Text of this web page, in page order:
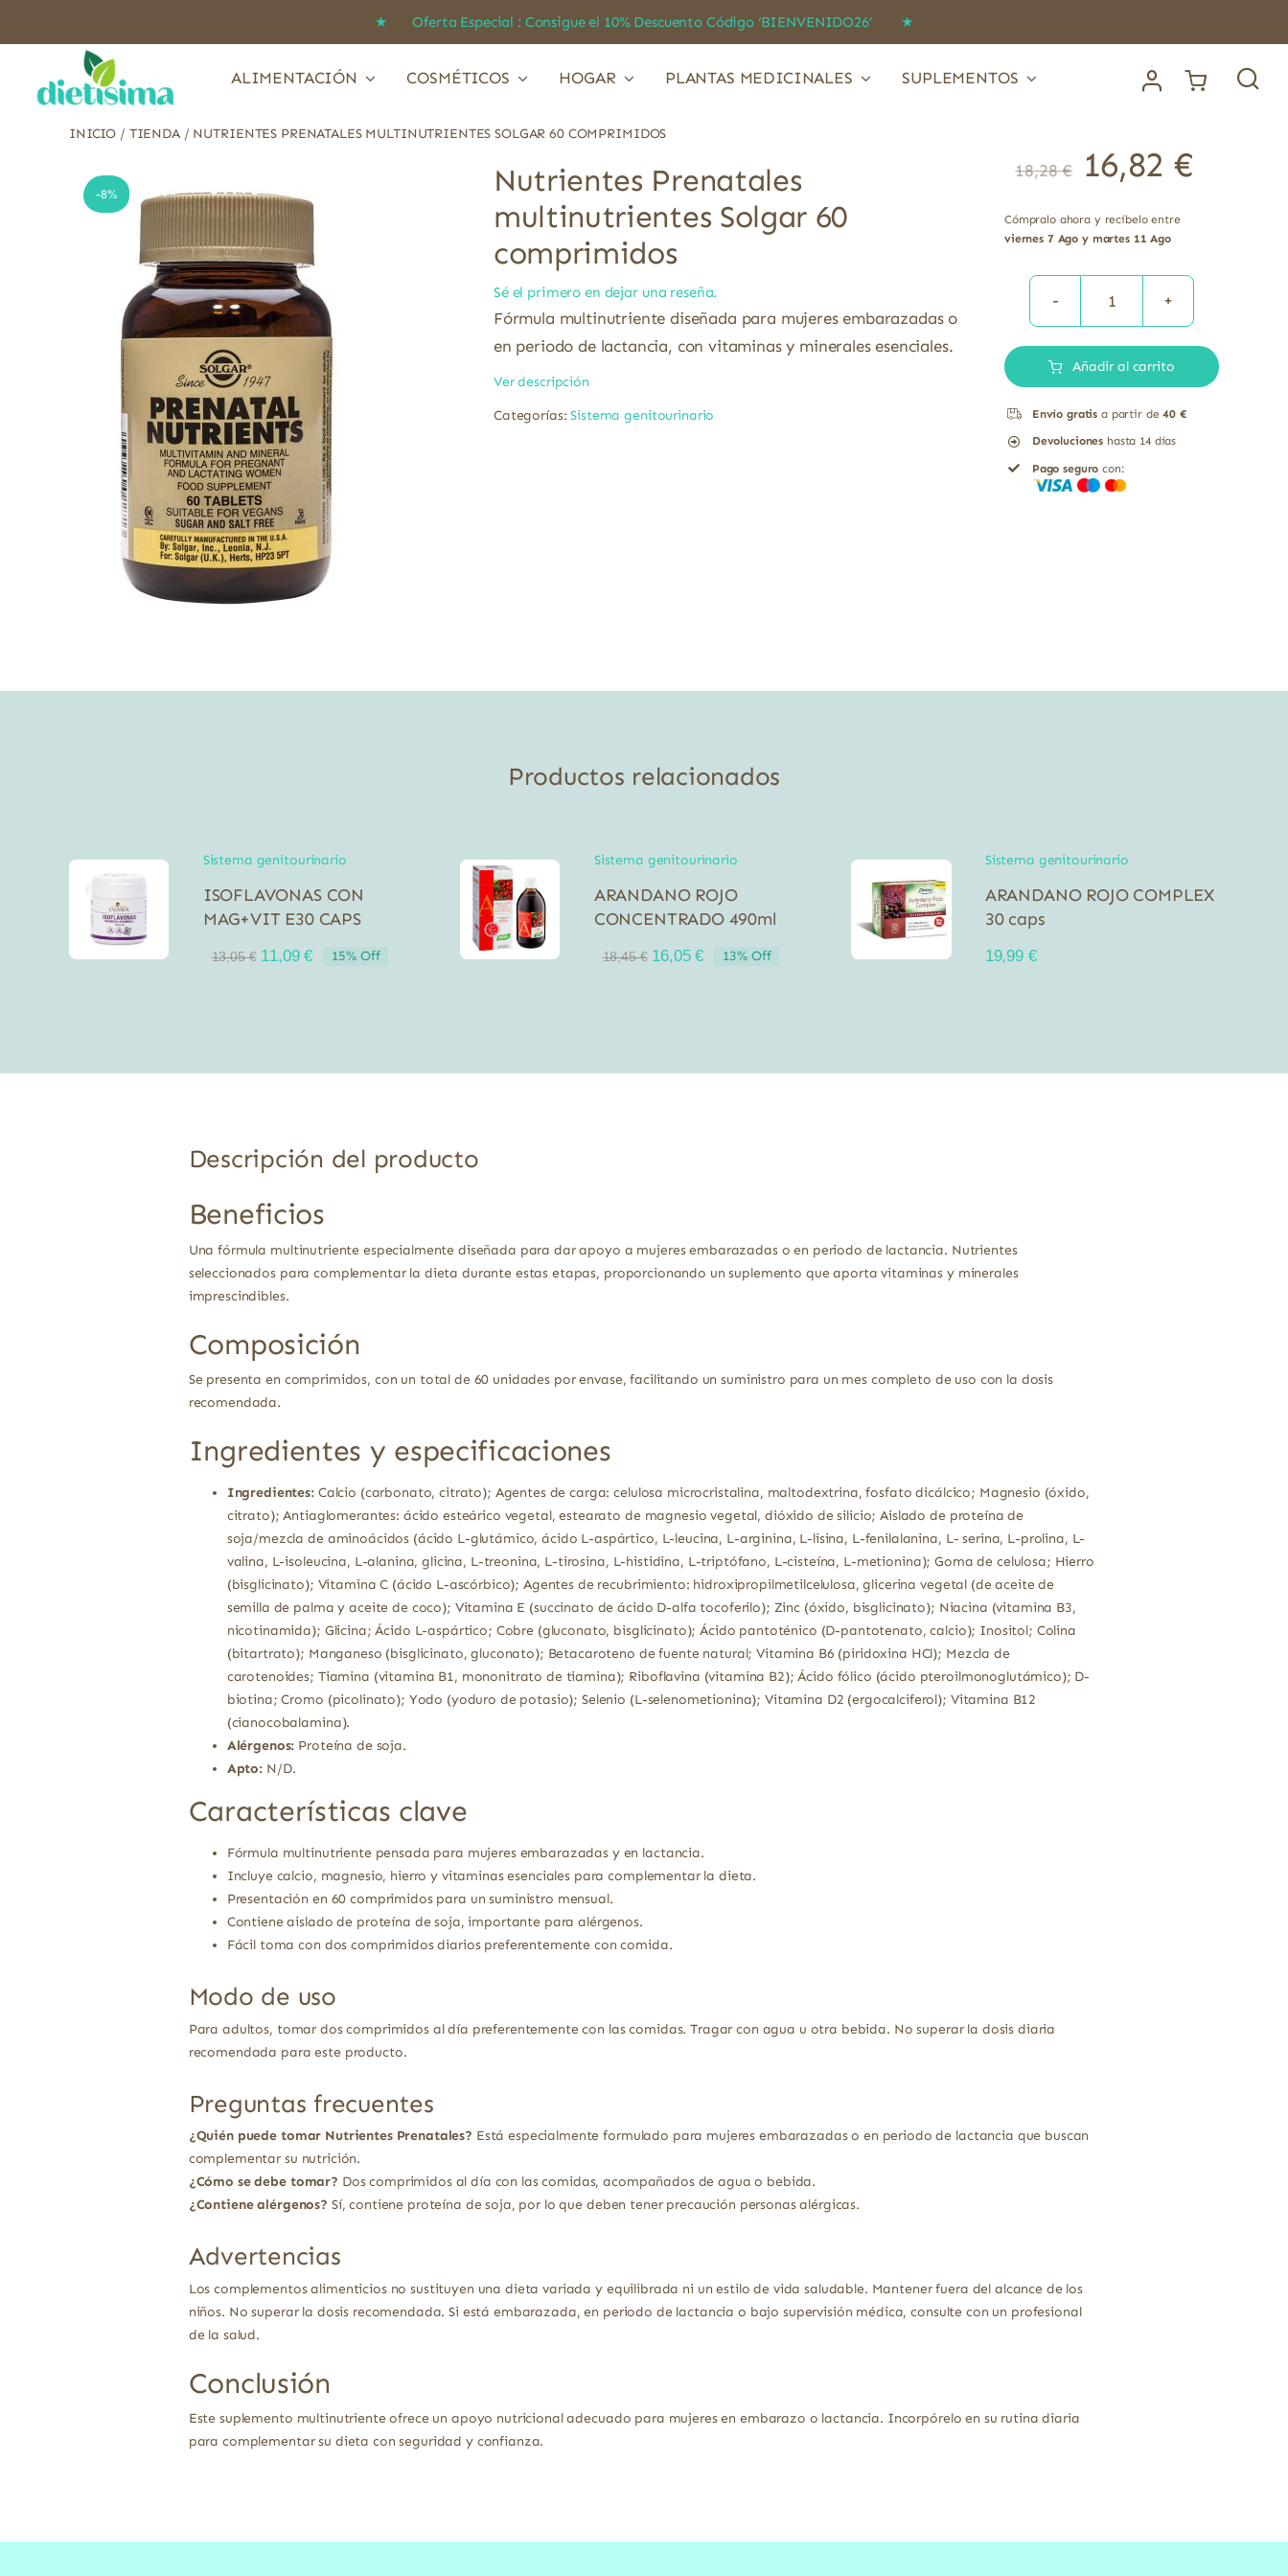
★ Oferta Especial : Consigue el 10% Descuento Código ‘BIENVENIDO26’ ★
ALIMENTACIÓN COSMÉTICOS HOGAR PLANTAS MEDICINALES SUPLEMENTOS
INICIO / TIENDA/ NUTRIENTES PRENATALES MULTINUTRIENTES SOLGAR 60 COMPRIMIDOS
-8%
Nutrientes Prenatales
multinutrientes Solgar 60
comprimidos
Sé el primero en dejar una reseña.
Fórmula multinutriente diseñada para mujeres embarazadas o
en periodo de lactancia, con vitaminas y minerales esenciales.
Ver descripción
Categorías:Sistema genitourinario
18,28€ 16,82 €
Cómpralo ahora y recíbelo entre
viernes 7 Ago y martes 11 Ago
Nutrientes
multinutrientes
60
comprimidos
cantidad
Añadir al carrito
Envío gratis a partir de40 €
Devoluciones hasta 14 días
Pago seguro con:
Productos relacionados
Sistema genitourinario
ISOFLAVONAS CON
MAG+VIT E30 CAPS
13,05€ El
11,09€El
15% Off
Sistema genitourinario
ARANDANO ROJO
CONCENTRADO 490ml
18,45€ El
16,05€El
13% Off
Sistema genitourinario
ARANDANO ROJO COMPLEX
30 caps
19,99 €
Descripción del producto
Beneficios
Una fórmula multinutriente especialmente diseñada para dar apoyo a mujeres embarazadas o en periodo de lactancia. Nutrientes
seleccionados para complementar la dieta durante estas etapas, proporcionando un suplemento que aporta vitaminas y minerales
imprescindibles.
Composición
Se presenta en comprimidos, con un total de 60 unidades por envase, facilitando un suministro para un mes completo de uso con la dosis
recomendada.
Ingredientes y especificaciones
Ingredientes:Calcio (carbonato, citrato); Agentes de carga: celulosa microcristalina, maltodextrina, fosfato dicálcico; Magnesio (óxido,
citrato); Antiaglomerantes: ácido esteárico vegetal, estearato de magnesio vegetal, dióxido de silicio; Aislado de proteína de
soja/mezcla de aminoácidos (ácido L-glutámico, ácido L-aspártico, L-leucina, L-arginina, L-lisina, L-fenilalanina, L- serina, L-prolina, L-
valina, L-isoleucina, L-alanina, glicina, L-treonina, L-tirosina, L-histidina, L-triptófano, L-cisteína, L-metionina); Goma de celulosa; Hierro
(bisglicinato); Vitamina C (ácido L-ascórbico); Agentes de recubrimiento: hidroxipropilmetilcelulosa, glicerina vegetal (de aceite de
semilla de palma y aceite de coco); Vitamina E (succinato de ácido D-alfa tocoferilo); Zinc (óxido, bisglicinato); Niacina (vitamina B3,
nicotinamida); Glicina; Ácido L-aspártico; Cobre (gluconato, bisglicinato); Ácido pantoténico (D-pantotenato, calcio); Inositol; Colina
(bitartrato); Manganeso (bisglicinato, gluconato); Betacaroteno de fuente natural; Vitamina B6 (piridoxina HCl); Mezcla de
carotenoides; Tiamina (vitamina B1, mononitrato de tiamina); Riboflavina (vitamina B2); Ácido fólico (ácido pteroilmonoglutámico); D-
biotina; Cromo (picolinato); Yodo (yoduro de potasio); Selenio (L-selenometionina); Vitamina D2 (ergocalciferol); Vitamina B12
(cianocobalamina).
Alérgenos: Proteína de soja.
Apto: N/D.
Características clave
Fórmula multinutriente pensada para mujeres embarazadas y en lactancia.
Incluye calcio, magnesio, hierro y vitaminas esenciales para complementar la dieta.
Presentación en 60 comprimidos para un suministro mensual.
Contiene aislado de proteína de soja, importante para alérgenos.
Fácil toma con dos comprimidos diarios preferentemente con comida.
Modo de uso
Para adultos, tomar dos comprimidos al día preferentemente con las comidas. Tragar con agua u otra bebida. No superar la dosis diaria
recomendada para este producto.
Preguntas frecuentes
¿Quién puede tomar Nutrientes Prenatales? Está especialmente formulado para mujeres embarazadas o en periodo de lactancia que buscan
complementar su nutrición.
¿Cómo se debe tomar? Dos comprimidos al día con las comidas, acompañados de agua o bebida.
¿Contiene alérgenos? Sí, contiene proteína de soja, por lo que deben tener precaución personas alérgicas.
Advertencias
Los complementos alimenticios no sustituyen una dieta variada y equilibrada ni un estilo de vida saludable. Mantener fuera del alcance de los
niños. No superar la dosis recomendada. Si está embarazada, en periodo de lactancia o bajo supervisión médica, consulte con un profesional
de la salud.
Conclusión
Este suplemento multinutriente ofrece un apoyo nutricional adecuado para mujeres en embarazo o lactancia. Incorpórelo en su rutina diaria
para complementar su dieta con seguridad y confianza.